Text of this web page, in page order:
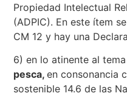
Propiedad Intelectual
(ADPIC). En este ítem
CM 12 y hay una
6) en lo atinente al
pesca,en consonancia
sostenible 14.6 de las